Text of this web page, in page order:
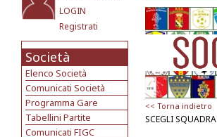
LOGIN
Registrati
Società
Elenco Società
Comunicati Società
Programma Gare
Tabellini Partite
Comunicati FIGC
<< Torna indietro
SCEGLI SQUADRA